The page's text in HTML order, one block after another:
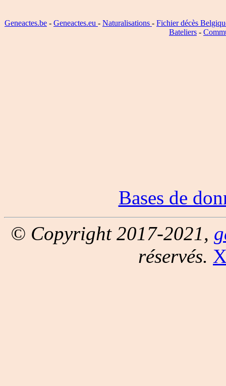
Geneactes.be - Geneactes.eu - Naturalisations - Fichier décès
Bateliers -
Bases de
© Copyright 2017-2021,
réservés.